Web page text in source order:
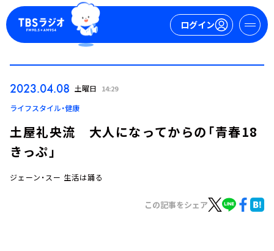
ログイン
ログイン
2023.04.08 土曜日 14:29
ライフスタイル・健康
土屋礼央流 大人になってからの「青春18
きっぷ」
ジェーン・スー 生活は踊る
この記事をシェア